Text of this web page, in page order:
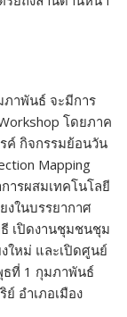
ภาพันธ์ จะมีการ
โดยภาค
ค์ กิจกรรมย้อนวัน
Mapping
ารผสมเทคโนโลยี
งในบรรยากาศ
เปิดงานชุมชนชุม
ใหม่ และเปิดศูนย์
ธที่ 1 กุมภาพันธ์
อำเภอเมือง